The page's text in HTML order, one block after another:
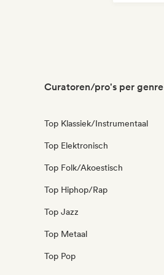
Curatoren/pro's per genre
Top Klassiek/Instrumentaal
Top Elektronisch
Top Folk/Akoestisch
Top Hiphop/Rap
Top Jazz
Top Metaal
Top Pop